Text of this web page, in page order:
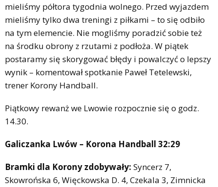
mieliśmy półtora tygodnia wolnego. Przed wyjazdem
mieliśmy tylko dwa treningi z piłkami – to się odbiło
na tym elemencie. Nie mogliśmy poradzić sobie też
na środku obrony z rzutami z podłoża. W piątek
postaramy się skorygować błędy i powalczyć o lepszy
wynik – komentował spotkanie Paweł Tetelewski,
trener Korony Handball.
Piątkowy rewanż we Lwowie rozpocznie się o godz.
14.30.
Galiczanka Lwów – Korona Handball 32:29
Bramki dla Korony zdobywały: Syncerz 7,
Skowrońska 6, Więckowska D. 4, Czekala 3, Zimnicka